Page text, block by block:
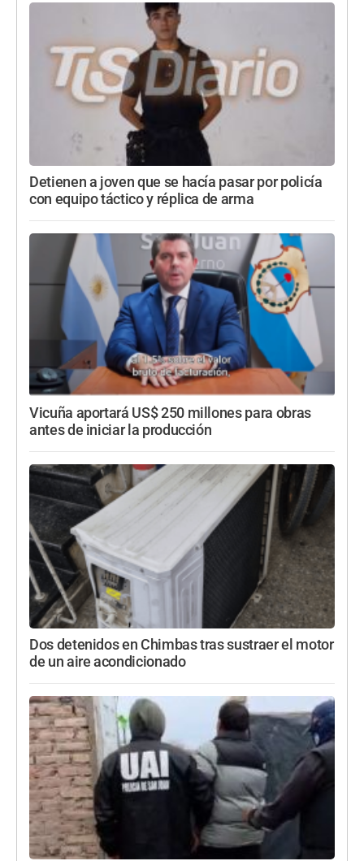
Detienen a joven que se hacía pasar por policía
con equipo táctico y réplica de arma
Vicuña aportará US$ 250 millones para obras
antes de iniciar la producción
Dos detenidos en Chimbas tras sustraer el motor
de un aire acondicionado